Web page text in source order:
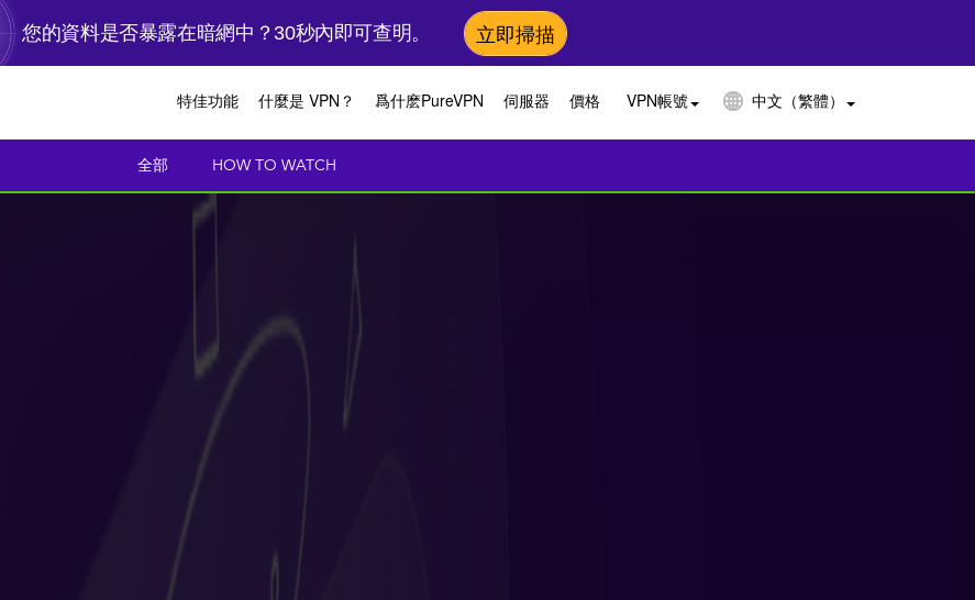
您的資料是否暴露在暗網中？30秒內即可查明。 立即掃描
特佳功能 什麼是 VPN？ 爲什麽PureVPN 伺服器 價格 VPN帳號 中文（繁體）
全部 HOW TO WATCH